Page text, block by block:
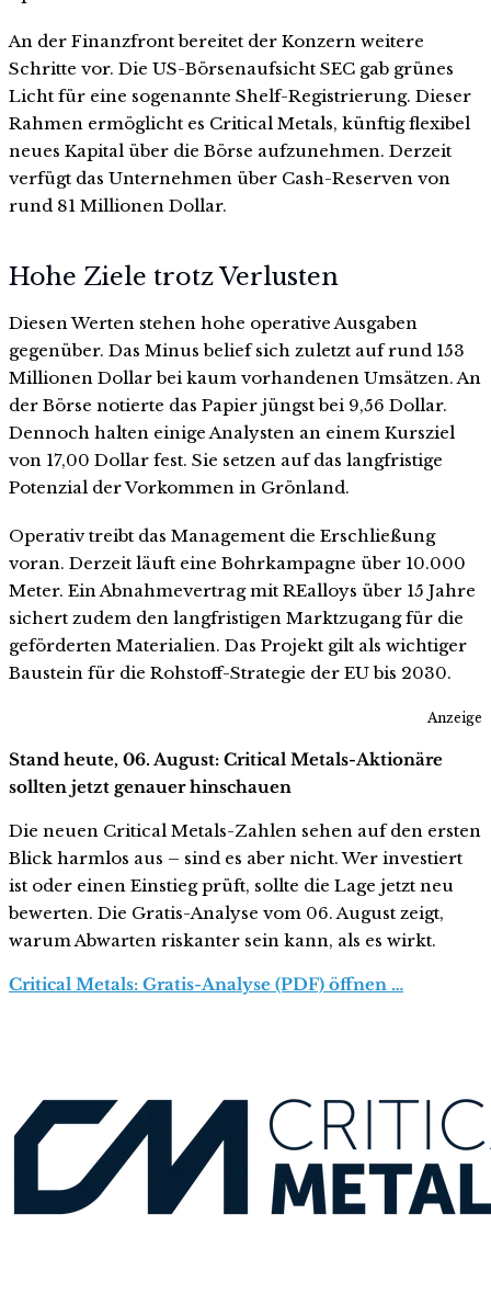
An der Finanzfront bereitet der Konzern weitere
Schritte vor. Die US-Börsenaufsicht SEC gab grünes
Licht für eine sogenannte Shelf-Registrierung. Dieser
Rahmen ermöglicht es Critical Metals, künftig flexibel
neues Kapital über die Börse aufzunehmen. Derzeit
verfügt das Unternehmen über Cash-Reserven von
rund 81 Millionen Dollar.
Hohe Ziele trotz Verlusten
Diesen Werten stehen hohe operative Ausgaben
gegenüber. Das Minus belief sich zuletzt auf rund 153
Millionen Dollar bei kaum vorhandenen Umsätzen. An
der Börse notierte das Papier jüngst bei 9,56 Dollar.
Dennoch halten einige Analysten an einem Kursziel
von 17,00 Dollar fest. Sie setzen auf das langfristige
Potenzial der Vorkommen in Grönland.
Operativ treibt das Management die Erschließung
voran. Derzeit läuft eine Bohrkampagne über 10.000
Meter. Ein Abnahmevertrag mit REalloys über 15 Jahre
sichert zudem den langfristigen Marktzugang für die
geförderten Materialien. Das Projekt gilt als wichtiger
Baustein für die Rohstoff-Strategie der EU bis 2030.
Anzeige
Stand heute, 06. August: Critical Metals-Aktionäre
sollten jetzt genauer hinschauen
Die neuen Critical Metals-Zahlen sehen auf den ersten
Blick harmlos aus – sind es aber nicht. Wer investiert
ist oder einen Einstieg prüft, sollte die Lage jetzt neu
bewerten. Die Gratis-Analyse vom 06. August zeigt,
warum Abwarten riskanter sein kann, als es wirkt.
Critical Metals: Gratis-Analyse (PDF) öffnen …